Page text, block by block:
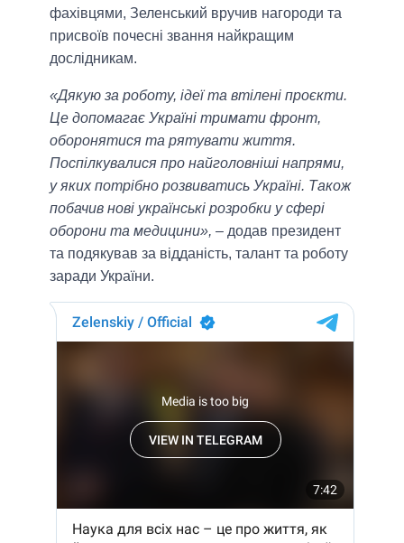
фахівцями, Зеленський вручив нагороди та
присвоїв почесні звання найкращим
дослідникам.
«Дякую за роботу, ідеї та втілені проєкти.
Це допомагає Україні тримати фронт,
оборонятися та рятувати життя.
Поспілкувалися про найголовніші напрями,
у яких потрібно розвиватись Україні. Також
побачив нові українські розробки у сфері
оборони та медицини», – додав президент
та подякував за відданість, талант та роботу
заради України.